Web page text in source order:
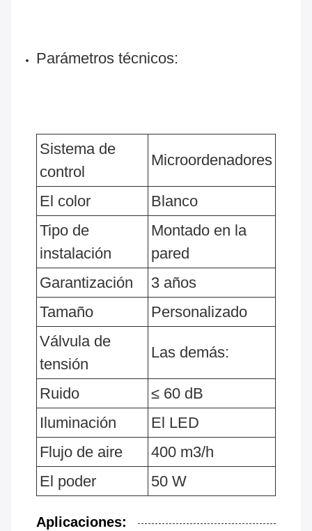
Parámetros técnicos:
Sistema de
control
Microordenadores
El color
Blanco
Tipo de
instalación
Montado en la
pared
Garantización
3 años
Tamaño
Personalizado
Válvula de
tensión
Las demás:
Ruido
≤ 60 dB
Iluminación
El LED
Flujo de aire
400 m3/h
El poder
50 W
Aplicaciones: